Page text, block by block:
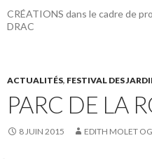
CRÉATIONS dans le cadre de
DRAC
ACTUALITÉS, FESTIVAL DES
PARC DE LA
8 JUIN 2015 EDITH MOLET